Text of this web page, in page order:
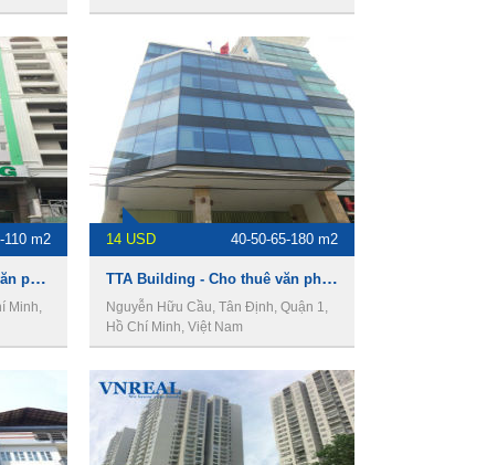
110 m2
SGR Building - Cho thuê văn phòng Quận 1
Minh,
14 USD 40-50-65-180 m2
TTA Building - Cho thuê văn phòng Quận 1
Nguyễn Hữu Cầu, Tân Định, Quận 1,
Hồ Chí Minh, Việt Nam